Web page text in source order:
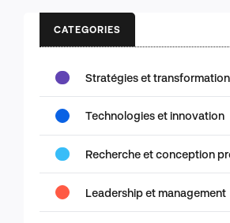
CATEGORIES
Stratégies et transformation
Technologies et innovation
Recherche et conception
Leadership et management